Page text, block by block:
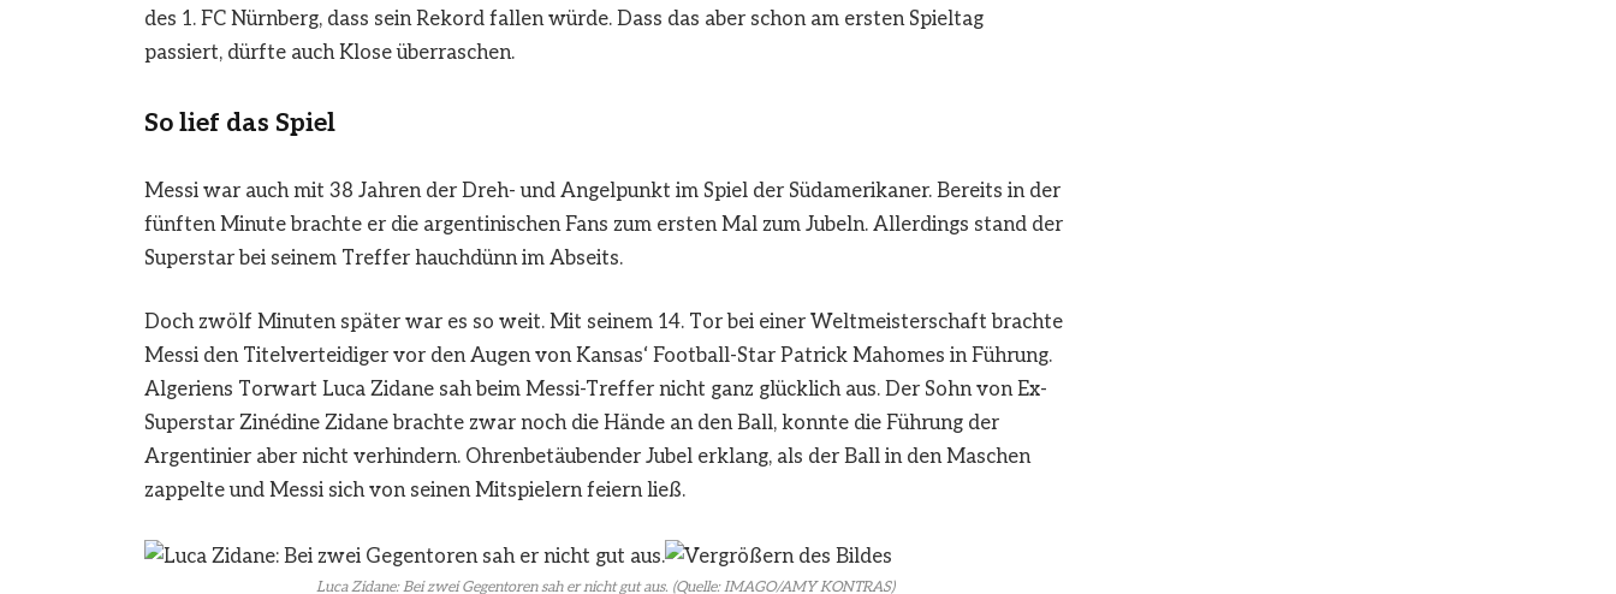
des 1. FC Nürnberg, dass sein Rekord fallen würde. Dass das aber schon am ersten Spieltag
passiert, dürfte auch Klose überraschen.
So lief das Spiel
Messi war auch mit 38 Jahren der Dreh- und Angelpunkt im Spiel der Südamerikaner. Bereits in der
fünften Minute brachte er die argentinischen Fans zum ersten Mal zum Jubeln. Allerdings stand der
Superstar bei seinem Treffer hauchdünn im Abseits.
Doch zwölf Minuten später war es so weit. Mit seinem 14. Tor bei einer Weltmeisterschaft brachte
Messi den Titelverteidiger vor den Augen von Kansas‘ Football-Star Patrick Mahomes in Führung.
Algeriens Torwart Luca Zidane sah beim Messi-Treffer nicht ganz glücklich aus. Der Sohn von Ex-
Superstar Zinédine Zidane brachte zwar noch die Hände an den Ball, konnte die Führung der
Argentinier aber nicht verhindern. Ohrenbetäubender Jubel erklang, als der Ball in den Maschen
zappelte und Messi sich von seinen Mitspielern feiern ließ.
Luca Zidane: Bei zwei Gegentoren sah er nicht gut aus. (Quelle: IMAGO/AMY KONTRAS)